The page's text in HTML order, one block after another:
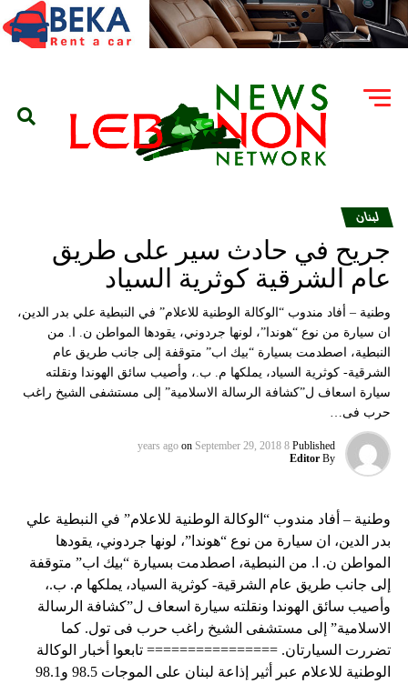
لبنان
جريح في حادث سير على طريق
عام الشرقية كوثرية السياد
وطنية – أفاد مندوب “الوكالة الوطنية للاعلام” في النبطية علي بدر الدين،
ان سيارة من نوع “هوندا”، لونها جردوني، يقودها المواطن ن. ا. من
النبطية، اصطدمت بسيارة “بيك اب” متوقفة إلى جانب طريق عام
الشرقية- كوثرية السياد، يملكها م. ب.، وأصيب سائق الهوندا ونقلته
سيارة اسعاف ل”كشافة الرسالة الاسلامية” إلى مستشفى الشيخ راغب
حرب فى…
Published
8 years ago
on September 29, 2018
By
Editor
وطنية – أفاد مندوب “الوكالة الوطنية للاعلام” في النبطية علي
بدر الدين، ان سيارة من نوع “هوندا”، لونها جردوني، يقودها
المواطن ن. ا. من النبطية، اصطدمت بسيارة “بيك اب” متوقفة
إلى جانب طريق عام الشرقية- كوثرية السياد، يملكها م. ب.،
وأصيب سائق الهوندا ونقلته سيارة اسعاف ل”كشافة الرسالة
الاسلامية” إلى مستشفى الشيخ راغب حرب فى تول. كما
تضررت السيارتان. ================ تابعوا أخبار الوكالة
الوطنية للاعلام عبر أثير إذاعة لبنان على الموجات 98.5 و98.1